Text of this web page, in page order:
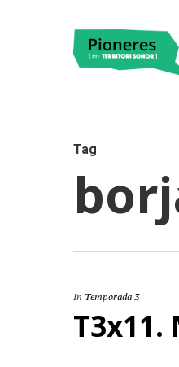
Tag
In Temporada 3